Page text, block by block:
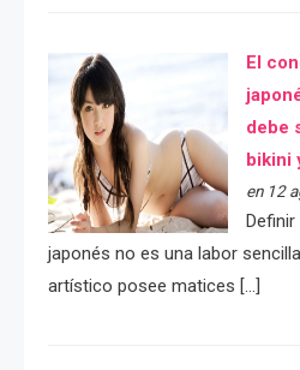
El
debe
bikini
en 12
japonés no es una labor
artístico posee matices […]